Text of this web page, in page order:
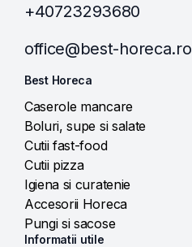
+40723293680
office@best-horeca.ro
Best Horeca
Caserole mancare
Boluri, supe si salate
Cutii fast-food
Cutii pizza
Igiena si curatenie
Accesorii Horeca
Pungi si sacose
Informatii utile